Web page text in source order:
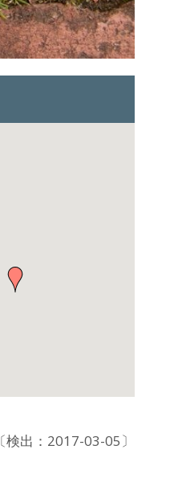
〔検出：2017-03-05〕